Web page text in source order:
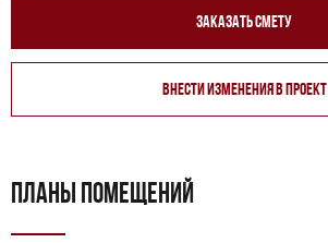
Заказать смету
Внести изменения в проект
ПЛАНЫ ПОМЕЩЕНИЙ